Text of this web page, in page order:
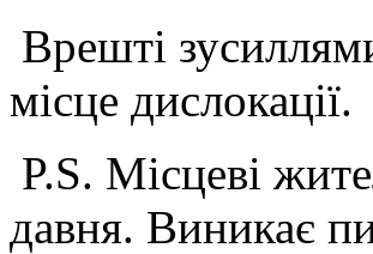
Врешті
місце дислокації.
P.S. Місцеві
давня. Виникає